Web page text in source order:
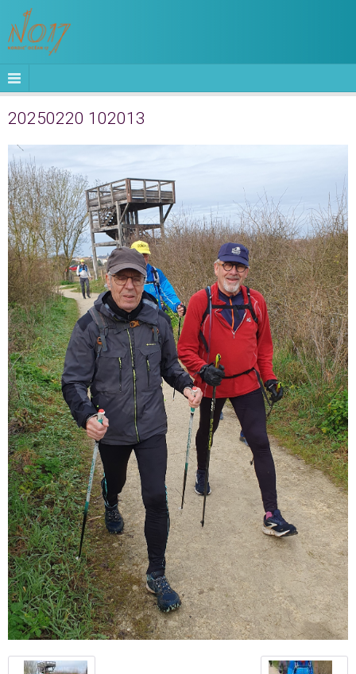
20250220 102013